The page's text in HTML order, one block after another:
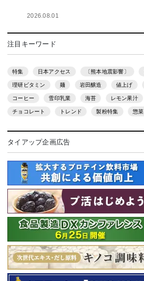
2026.08.01
注目キーワード
特集 日本アクセス 〔熊本地震影響〕
理研ビタミン 麺 岩田醸造 値上げ
コーヒー 雪印乳業 海苔 レモン果汁
チョコレート トレンド 製粉特集 惣菜
タイアップ企画広告